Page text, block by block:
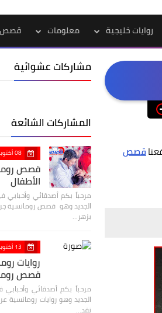
روايات خليجية معلومات قصص
قصص
مشاركات عشوائية
المشاركات الشائعة
08 أكتوبر 2018
قصص
الأطفال
الجديد وهو قصص رومانسية
بزهر…
13 أكتوبر 2018
روايات
قصص
الجديد وهو روايات
نقد…